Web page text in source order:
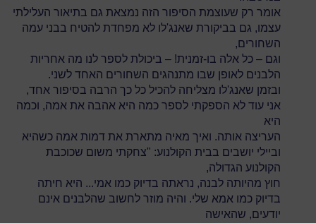
אומר רק שעוצמת הסיפור הזה נמצאת גם בתיאור העלילתי
עצמו, גם בביקורת שאנג'לו לא מפחדת להטיח בבני עמה
השחורים,
וגם – כל אלה בו-זמנית! – ביכולת לספר לנו מה אחריות
הלבנים לאופן שבו מתנהגים השחורים האחד לשני.
ובזמן שאנג'לו מצליחה להכיל כל כך הרבה בסיפור אחד,
אני עוד לא הספקתי לספר כמה היא אהבה את אמה, וכמה
היא
העריצה אותה. ואיך מאיה מתארת את דמות אמה כשהיא
וביילי יושבים בבית הקולנוע: "צחקתי משום שכוכבת
הקולנוע הגדולה,
חוץ מהיותה לבנה, נראתה בדיוק כמו אמי... היא חיתה
בדיוק כמו אמא שלי. והיה מוזר לחשוב שהלבנים אינם
יודעים, שהאישה